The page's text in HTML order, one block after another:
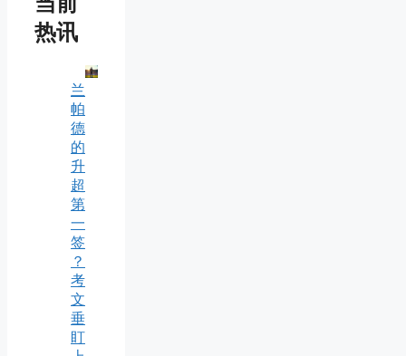
热讯
兰
帕
德
的
升
超
第
一
签
？
考
文
垂
盯